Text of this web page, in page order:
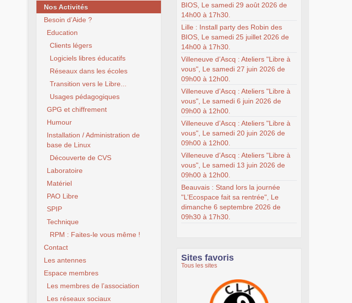
Nos Activités
Besoin d’Aide ?
Education
Clients légers
Logiciels libres éducatifs
Réseaux dans les écoles
Transition vers le Libre...
Usages pédagogiques
GPG et chiffrement
Humour
Installation / Administration de
base de Linux
Découverte de CVS
Laboratoire
Matériel
PAO Libre
SPIP
Technique
RPM : Faites-le vous même !
Contact
Les antennes
Espace membres
Les membres de l’association
Les réseaux sociaux
BIOS, Le samedi 29 août 2026 de
14h00 à 17h30.
Lille : Install party des Robin des
BIOS, Le samedi 25 juillet 2026 de
14h00 à 17h30.
Villeneuve d’Ascq : Ateliers "Libre à
vous", Le samedi 27 juin 2026 de
09h00 à 12h00.
Villeneuve d’Ascq : Ateliers "Libre à
vous", Le samedi 6 juin 2026 de
09h00 à 12h00.
Villeneuve d’Ascq : Ateliers "Libre à
vous", Le samedi 20 juin 2026 de
09h00 à 12h00.
Villeneuve d’Ascq : Ateliers "Libre à
vous", Le samedi 13 juin 2026 de
09h00 à 12h00.
Beauvais : Stand lors la journée
"L’Ecospace fait sa rentrée", Le
dimanche 6 septembre 2026 de
09h30 à 17h30.
Sites favoris
Tous les sites